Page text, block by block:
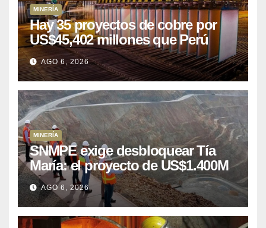
MINERÍA
Hay 35 proyectos de cobre por
US$45,402 millones que Perú
puede aprovechar
AGO 6, 2026
MINERÍA
SNMPE exige desbloquear Tía
María: el proyecto de US$1.400M
que Perú lleva 15 años
posponiendo
AGO 6, 2026